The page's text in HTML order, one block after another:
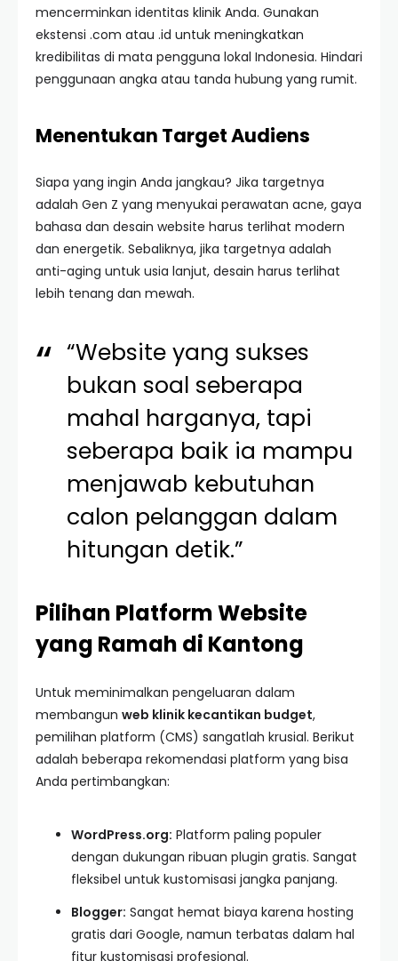
mencerminkan identitas klinik Anda. Gunakan
ekstensi .com atau .id untuk meningkatkan
kredibilitas di mata pengguna lokal Indonesia. Hindari
penggunaan angka atau tanda hubung yang rumit.
Menentukan Target Audiens
Siapa yang ingin Anda jangkau? Jika targetnya
adalah Gen Z yang menyukai perawatan acne, gaya
bahasa dan desain website harus terlihat modern
dan energetik. Sebaliknya, jika targetnya adalah
anti-aging untuk usia lanjut, desain harus terlihat
lebih tenang dan mewah.
“Website yang sukses
bukan soal seberapa
mahal harganya, tapi
seberapa baik ia mampu
menjawab kebutuhan
calon pelanggan dalam
hitungan detik.”
Pilihan Platform Website
yang Ramah di Kantong
Untuk meminimalkan pengeluaran dalam
membangun web klinik kecantikan budget,
pemilihan platform (CMS) sangatlah krusial. Berikut
adalah beberapa rekomendasi platform yang bisa
Anda pertimbangkan:
WordPress.org: Platform paling populer
dengan dukungan ribuan plugin gratis. Sangat
fleksibel untuk kustomisasi jangka panjang.
Blogger: Sangat hemat biaya karena hosting
gratis dari Google, namun terbatas dalam hal
fitur kustomisasi profesional.